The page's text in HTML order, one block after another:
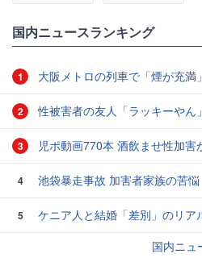
国内ニュースランキング
1 大阪メトロの列車で「煙が充満」
2 性被害者の友人「ラッキーやん」
3 児ポ動画770本 酒飲ませ性加害
4 池袋暴走事故 加害者家族の苦悩
5
ケニア人と結婚「差別」のリア
国内ニュ